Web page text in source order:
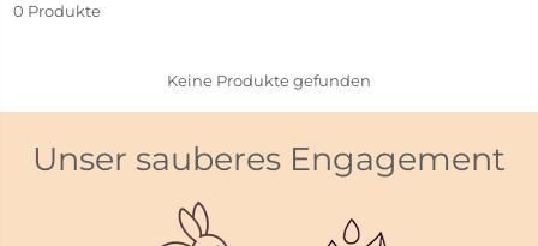
0 Produkte
Keine Produkte gefunden
Unser sauberes Engagement